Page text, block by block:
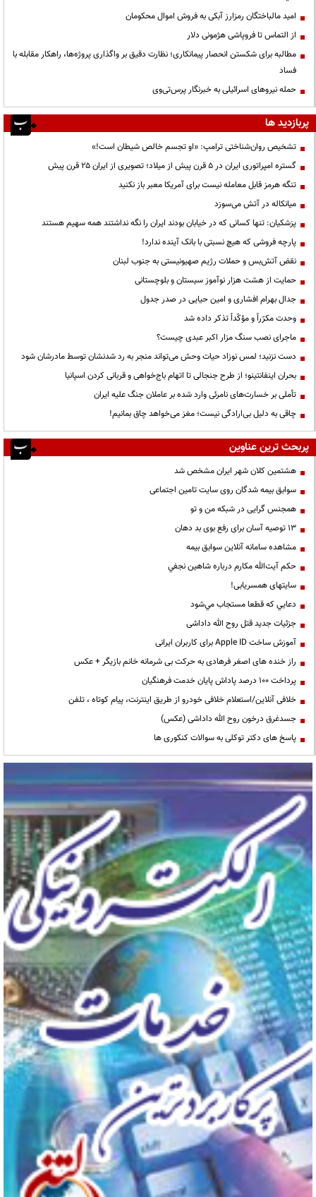
امید مالباختگان رمزارز آبکی به فروش اموال محکومان
از التماس تا فروپاشی هژمونی دلار
مطالبه برای شکستن انحصار پیمانکاری؛ نظارت دقیق بر واگذاری پروژه‌ها، راهکار مقابله با
فساد
حمله نیروهای اسرائیلی به خبرنگار پرس‌تی‌وی
پربازدید ها
تشخیص روان‌شناختی ترامپ: «او تجسم خالص شیطان است!»
گستره امپراتوری ایران در ۵ قرن پیش از میلاد؛ تصویری از ایران ۲۵ قرن پیش
تنگه هرمز قابل معامله نیست برای آمریکا معبر باز نکنید
میانکاله در آتش می‌سوزد
پزشکیان: تنها کسانی که در خیابان بودند ایران را نگه نداشتند همه سهیم هستند
پارچه فروشی که هیچ نسبتی با بانک آینده ندارد!
نقض آتش‌بس و حملات رژیم صهیونیستی به جنوب لبنان
حمایت از هشت هزار نوآموز سیستان و بلوچستانی
جدال بهرام افشاری و امین حیایی در صدر جدول
وحدت مکرّراً و مؤکّداً تذکر داده شد
ماجرای نصب سنگ مزار اکبر عبدی چیست؟
دست نزنید؛ لمس نوزاد حیات وحش می‌تواند منجر به رد شدنشان توسط مادرشان شود
بحران اینفانتینو؛ از طرح جنجالی تا اتهام باج‌خواهی و قربانی کردن اسپانیا
تأملی بر خسارت‌های نامرئی وارد شده بر عاملان جنگ علیه ایران
چاقی به دلیل بی‌ارادگی نیست؛ مغز می‌خواهد چاق بمانیم!
پربحث ترین عناوین
هشتمین کلان شهر ایران مشخص شد
سوابق بیمه شدگان روی سایت تامین اجتماعی
همجنس گرایی در شبکه من و تو
13 توصیه آسان برای رفع بوی بد دهان
مشاهده سامانه آنلاين سوابق بیمه
حكم آيت‌الله مكارم درباره شاهين نجفي
سایتهای همسریابی!
دعايي كه قطعا مستجاب مي‌شود
جزئیات جدید قتل روح الله داداشی
آموزش ساخت Apple ID برای کاربران ایرانی
راز خنده های اصغر فرهادی به حرکت بی شرمانه خانم بازیگر + عکس
پرداخت ۱۰۰ درصد پاداش پایان خدمت فرهنگیان
خلافی آنلاین/استعلام خلافی خودرو از طریق اینترنت، پیام کوتاه ، تلفن
جسدغرق درخون روح الله داداشی (عکس)
پاسخ های دکتر توکلی به سوالات کنکوری ها